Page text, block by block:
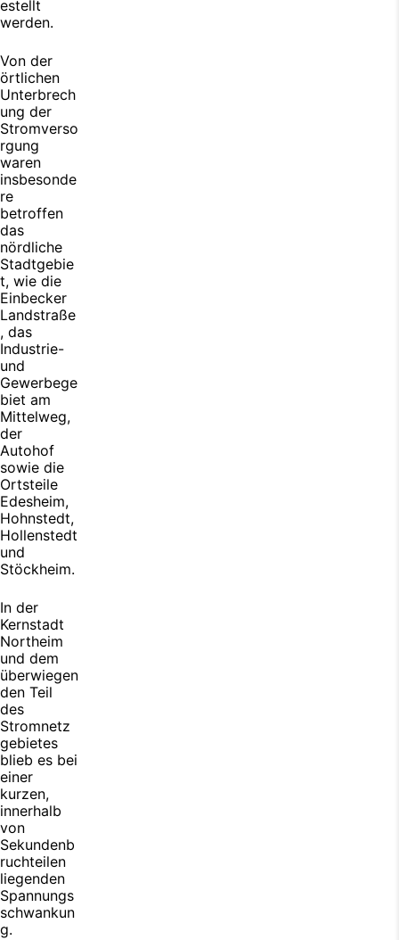
estellt
werden.
Von der
örtlichen
Unterbrech
ung der
Stromverso
rgung
waren
insbesonde
re
betroffen
das
nördliche
Stadtgebie
t, wie die
Einbecker
Landstraße
, das
Industrie-
und
Gewerbege
biet am
Mittelweg,
der
Autohof
sowie die
Ortsteile
Edesheim,
Hohnstedt,
Hollenstedt
und
Stöckheim.
In der
Kernstadt
Northeim
und dem
überwiegen
den Teil
des
Stromnetz
gebietes
blieb es bei
einer
kurzen,
innerhalb
von
Sekundenb
ruchteilen
liegenden
Spannungs
schwankun
g.